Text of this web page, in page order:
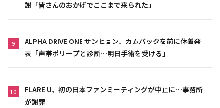
謝「皆さんのおかげでここまで来られた」
9
ALPHA DRIVE ONE サンヒョン、カムバックを前に休養発
表「声帯ポリープと診断…明日手術を受ける」
10
FLARE U、初の日本ファンミーティングが中止に…事務所
が謝罪